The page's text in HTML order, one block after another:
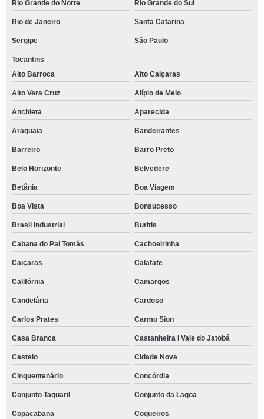
Rio Grande do Norte Rio Grande do Sul
Rio de Janeiro Santa Catarina
Sergipe São Paulo
Tocantins
Alto Barroca
Alto Caiçaras
Alto Vera Cruz Alípio de Melo
Anchieta Aparecida
Araguaia Bandeirantes
Barreiro Barro Preto
Belo Horizonte Belvedere
Betânia Boa Viagem
Boa Vista Bonsucesso
Brasil Industrial Buritis
Cabana do Pai Tomás Cachoeirinha
Caiçaras Calafate
Califórnia Camargos
Candelária Cardoso
Carlos Prates Carmo Sion
Casa Branca Castanheira I Vale do Jatobá
Castelo Cidade Nova
Cinquentenário Concórdia
Conjunto Taquaril Conjunto da Lagoa
Copacabana Coqueiros